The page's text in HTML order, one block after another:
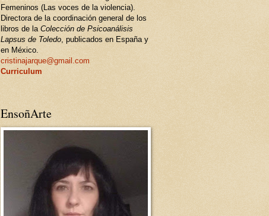
Femeninos (Las voces de la violencia).
Directora de la coordinación general de los
libros de la Colección de Psicoanálisis
Lapsus de Toledo, publicados en España y
en México.
cristinajarque@gmail.com
Curriculum
EnsoñArte